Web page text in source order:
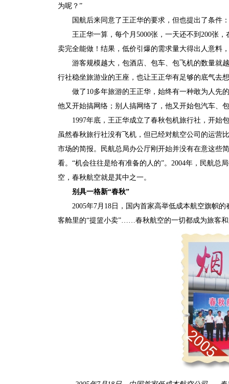
为呢？”
国航后来同意了王正华的要求，但也提出了条件
王正华一算，每个月5000张，一天还不到200张
卖完全能做！结果，低价引爆的需求量大得出人意料
游客规模越大，包酒店、包车、包飞机的数量就
行社稳坐旅游业的王座，也让王正华有足够的底气去
做了10多年旅游的王正华，始终有一种敢为人先
他又开始搞网络；别人搞网络了，他又开始包汽车、
1997年底，王正华成立了春秋包机旅行社，开始
虽然春秋旅行社没有飞机，但已经对航空公司的运营
市场的简报。民航总局办公厅刚开始并没有在意这些
看。“机会往往是给有准备的人的”。2004年，民航总
空，春秋航空就是其中之一。
别具一格新“春秋”
2005年7月18日，国内首家高举低成本航空旗帜
客舱里的“提篮小卖”……春秋航空的一切都成为旅客